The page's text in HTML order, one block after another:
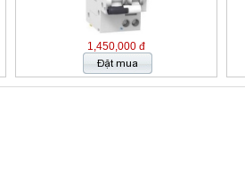
1,450,000 đ